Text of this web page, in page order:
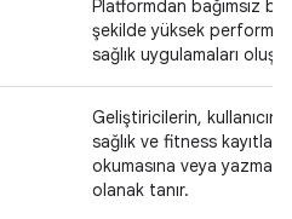
Platformdan bağımsız bir
şekilde yüksek
sağlık uygulamaları
Geliştiricilerin, kullanıcının
sağlık ve fitness
okumasına veya
olanak tanır.